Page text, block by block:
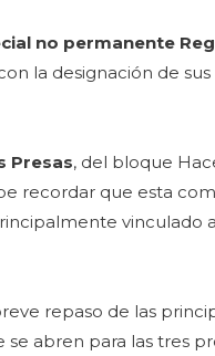
no permanente
la designación de
Presas, del bloque
recordar que esta
vinculado
repaso de las
abren para las tres